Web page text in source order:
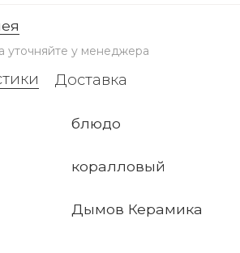
уточняйте у менеджера
Доставка
блюдо
коралловый
Дымов Керамика